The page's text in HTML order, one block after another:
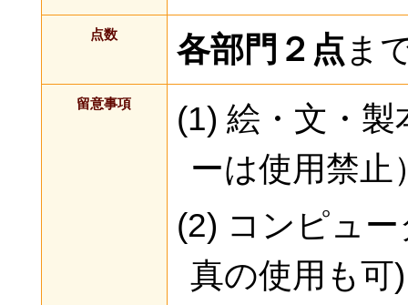
点数 各部門２点 ま
留意事項
(1) 絵・文・
ーは使用禁止
(2) コンピュ
真の使用も可